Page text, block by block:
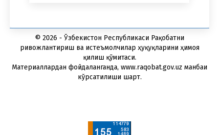
© 2026 - Ўзбекистон Республикаси Рақобатни
ривожлантириш ва истеъмолчилар ҳуқуқларини ҳимоя
қилиш қўмитаси.
Материаллардан фойдаланганда, www.raqobat.gov.uz манбаи
кўрсатилиши шарт.